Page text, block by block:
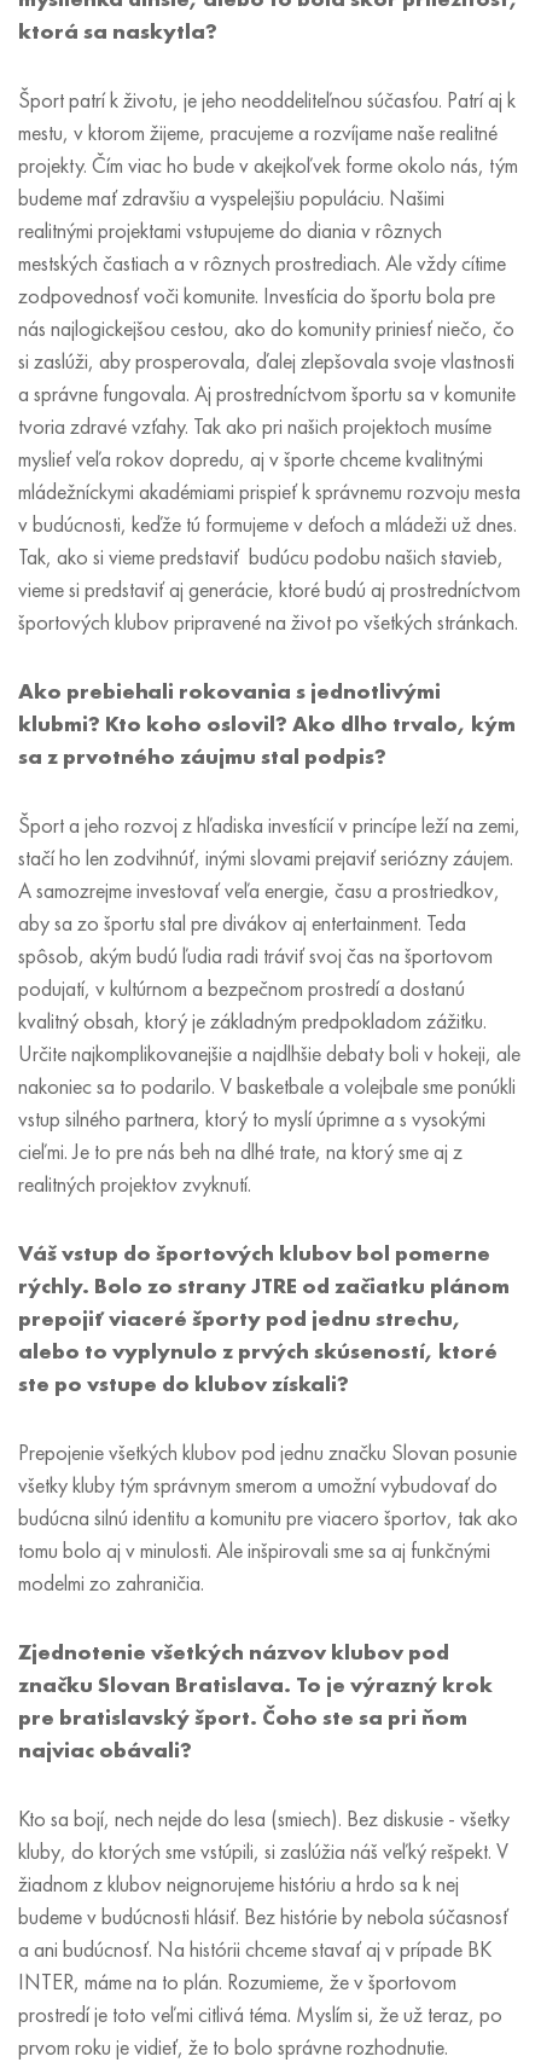
ktorá sa naskytla?
Šport patrí k životu, je jeho neoddeliteľnou súčasťou. Patrí aj k
mestu, v ktorom žijeme, pracujeme a rozvíjame naše realitné
projekty. Čím viac ho bude v akejkoľvek forme okolo nás, tým
budeme mať zdravšiu a vyspelejšiu populáciu. Našimi
realitnými projektami vstupujeme do diania v rôznych
mestských častiach a v rôznych prostrediach. Ale vždy cítime
zodpovednosť voči komunite. Investícia do športu bola pre
nás najlogickejšou cestou, ako do komunity priniesť niečo, čo
si zaslúži, aby prosperovala, ďalej zlepšovala svoje vlastnosti
a správne fungovala. Aj prostredníctvom športu sa v komunite
tvoria zdravé vzťahy. Tak ako pri našich projektoch musíme
myslieť veľa rokov dopredu, aj v športe chceme kvalitnými
mládežníckymi akadémiami prispieť k správnemu rozvoju mesta
v budúcnosti, keďže tú formujeme v deťoch a mládeži už dnes.
Tak, ako si vieme predstaviť budúcu podobu našich stavieb,
vieme si predstaviť aj generácie, ktoré budú aj prostredníctvom
športových klubov pripravené na život po všetkých stránkach.
Ako prebiehali rokovania s jednotlivými
klubmi? Kto koho oslovil? Ako dlho trvalo, kým
sa z prvotného záujmu stal podpis?
Šport a jeho rozvoj z hľadiska investícií v princípe leží na zemi,
stačí ho len zodvihnúť, inými slovami prejaviť seriózny záujem.
A samozrejme investovať veľa energie, času a prostriedkov,
aby sa zo športu stal pre divákov aj entertainment. Teda
spôsob, akým budú ľudia radi tráviť svoj čas na športovom
podujatí, v kultúrnom a bezpečnom prostredí a dostanú
kvalitný obsah, ktorý je základným predpokladom zážitku.
Určite najkomplikovanejšie a najdlhšie debaty boli v hokeji, ale
nakoniec sa to podarilo. V basketbale a volejbale sme ponúkli
vstup silného partnera, ktorý to myslí úprimne a s vysokými
cieľmi. Je to pre nás beh na dlhé trate, na ktorý sme aj z
realitných projektov zvyknutí.
Váš vstup do športových klubov bol pomerne
rýchly. Bolo zo strany JTRE od začiatku plánom
prepojiť viaceré športy pod jednu strechu,
alebo to vyplynulo z prvých skúseností, ktoré
ste po vstupe do klubov získali?
Prepojenie všetkých klubov pod jednu značku Slovan posunie
všetky kluby tým správnym smerom a umožní vybudovať do
budúcna silnú identitu a komunitu pre viacero športov, tak ako
tomu bolo aj v minulosti. Ale inšpirovali sme sa aj funkčnými
modelmi zo zahraničia.
Zjednotenie všetkých názvov klubov pod
značku Slovan Bratislava. To je výrazný krok
pre bratislavský šport. Čoho ste sa pri ňom
najviac obávali?
Kto sa bojí, nech nejde do lesa (smiech). Bez diskusie - všetky
kluby, do ktorých sme vstúpili, si zaslúžia náš veľký rešpekt. V
žiadnom z klubov neignorujeme históriu a hrdo sa k nej
budeme v budúcnosti hlásiť. Bez histórie by nebola súčasnosť
a ani budúcnosť. Na histórii chceme stavať aj v prípade BK
INTER, máme na to plán. Rozumieme, že v športovom
prostredí je toto veľmi citlivá téma. Myslím si, že už teraz, po
prvom roku je vidieť, že to bolo správne rozhodnutie.